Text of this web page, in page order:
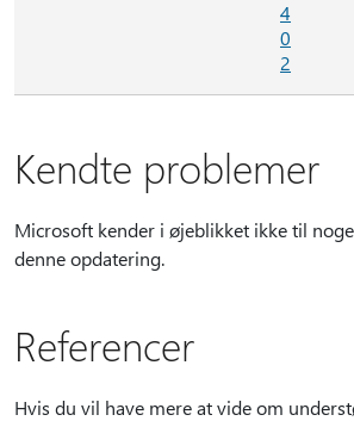
4
0
2
Kendte problemer
Microsoft kender i øjeblikket ikke til
denne opdatering.
Referencer
Hvis du vil have mere at vide om